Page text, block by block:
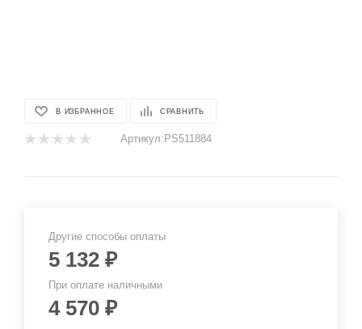
В ИЗБРАННОЕ СРАВНИТЬ
Артикул: PS511884
Другие способы оплаты
5 132 ₽
При оплате наличными
4 570 ₽